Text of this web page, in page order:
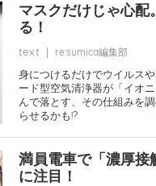
マスクだけじゃ心
る！
text | re:sumica編集部
身につけるだけでウイルス
ード型空気清浄器が「イオ
んで落とす、その仕組みを
らせるかも!?
満員電車で「濃厚接
に注目！